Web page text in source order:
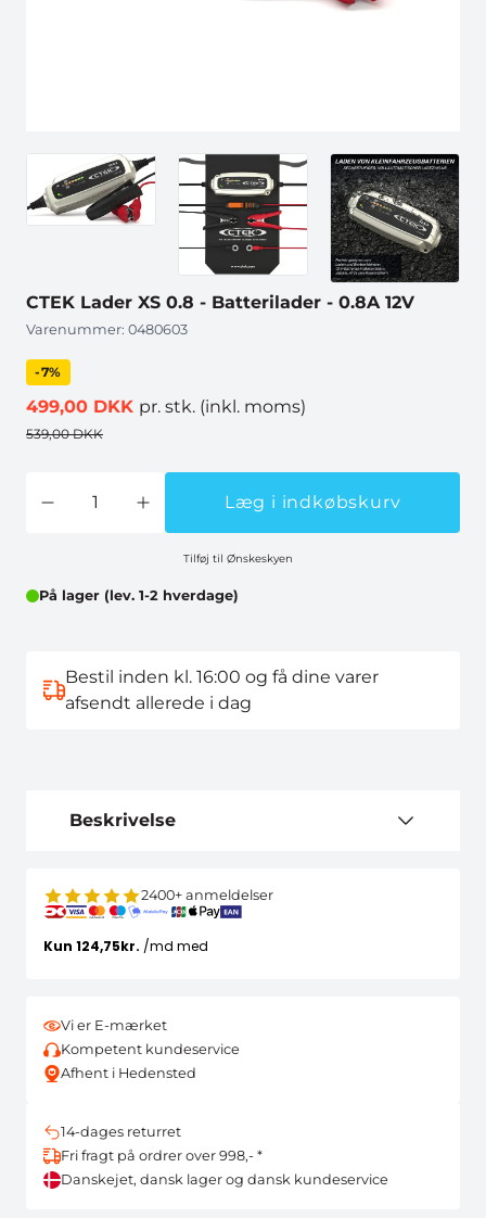
CTEK Lader XS 0.8 - Batterilader - 0.8A 12V
Varenummer: 0480603
-7%
499,00 DKK pr. stk. (inkl. moms)
539,00 DKK
Læg i indkøbskurv
Tilføj til Ønskeskyen
På lager (lev. 1-2 hverdage)
Bestil inden kl. 16:00 og få dine varer
afsendt allerede i dag
Beskrivelse
2400+ anmeldelser
Vi er E-mærket
Kompetent kundeservice
Afhent i Hedensted
14-dages returret
Fri fragt på ordrer over 998,- *
Danskejet, dansk lager og dansk kundeservice